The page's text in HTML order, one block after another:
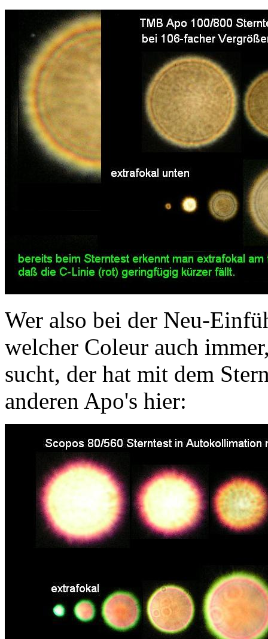
Wer also bei der Neu-
welcher Coleur auch
sucht, der hat mit dem
anderen Apo's hier: